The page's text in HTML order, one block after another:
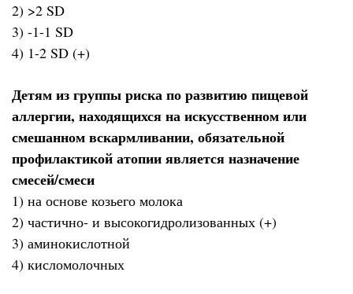
2) >2 SD
3) -1-1 SD
4) 1-2 SD (+)
Детям из группы риска по развитию пищевой
аллергии, находящихся на искусственном или
смешанном вскармливании, обязательной
профилактикой атопии является назначение
смесей/смеси
1) на основе козьего молока
2) частично- и высокогидролизованных (+)
3) аминокислотной
4) кисломолочных